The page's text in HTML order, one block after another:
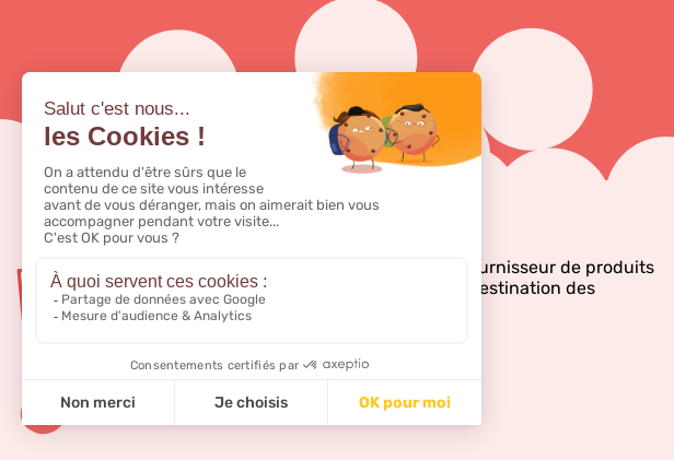
Bubble Tea Store, fournisseur de produits
pour bubble tea, à destination des